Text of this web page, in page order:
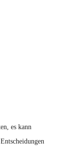
es kann